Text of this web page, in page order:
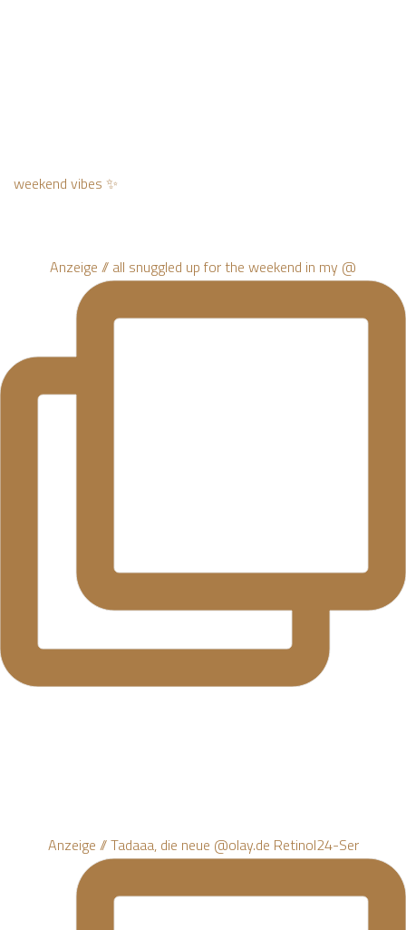
weekend vibes ✨
Anzeige // all snuggled up for the weekend in my @
Anzeige // Tadaaa, die neue @olay.de Retinol24-Ser